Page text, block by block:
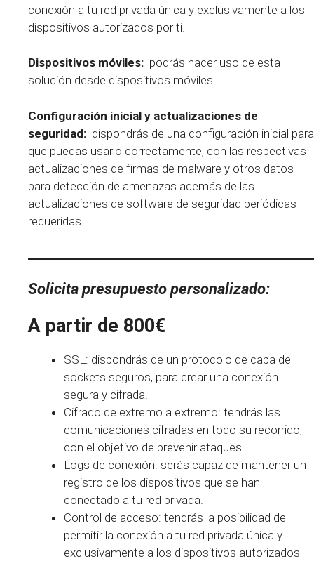
conexión a tu red privada única y exclusivamente a los
dispositivos autorizados por ti.
Dispositivos móviles: podrás hacer uso de esta
solución desde dispositivos móviles.
Configuración inicial y actualizaciones de
seguridad: dispondrás de una configuración inicial para
que puedas usarlo correctamente, con las respectivas
actualizaciones de firmas de malware y otros datos
para detección de amenazas además de las
actualizaciones de software de seguridad periódicas
requeridas.
Solicita presupuesto personalizado:
A partir de 800€
SSL: dispondrás de un protocolo de capa de
sockets seguros, para crear una conexión
segura y cifrada.
Cifrado de extremo a extremo: tendrás las
comunicaciones cifradas en todo su recorrido,
con el objetivo de prevenir ataques.
Logs de conexión: serás capaz de mantener un
registro de los dispositivos que se han
conectado a tu red privada.
Control de acceso: tendrás la posibilidad de
permitir la conexión a tu red privada única y
exclusivamente a los dispositivos autorizados